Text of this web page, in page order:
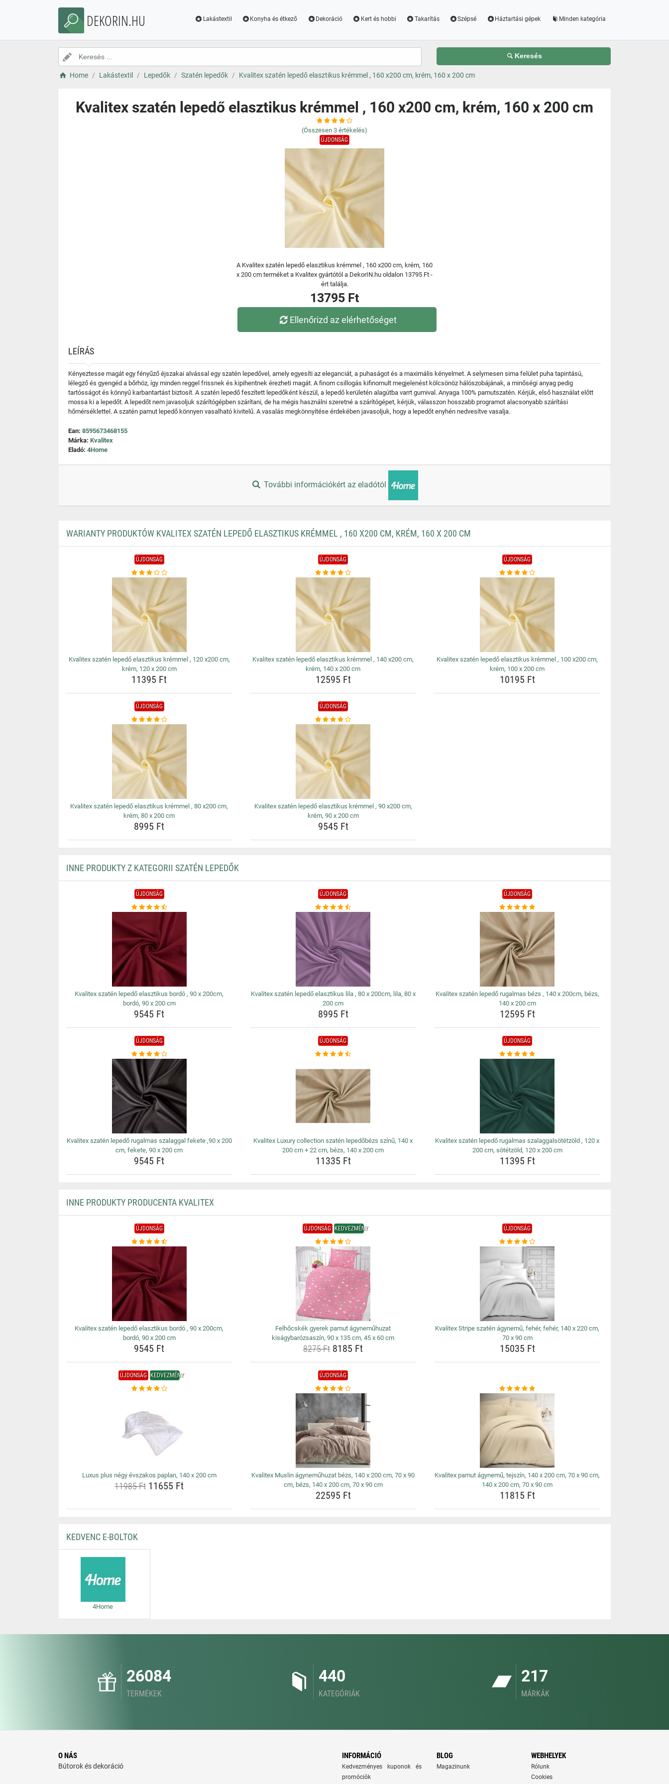
DEKORIN.HU Lakástextil Konyha és étkező Dekoráció Kert és hobbi Takarítás Szépsé Háztartási gépek Minden kategória
Keresés
Home Lakástextil Lepedők Szatén lepedők Kvalitex szatén lepedő elasztikus krémmel , 160 x200 cm, krém, 160 x 200 cm
Kvalitex szatén lepedő elasztikus krémmel , 160 x200 cm, krém, 160 x 200 cm
(Összesen 3 értékelés)
ÚJDONSÁG
A Kvalitex szatén lepedő elasztikus krémmel , 160 x200 cm, krém, 160
x 200 cm terméket a Kvalitex gyártótól a DekorIN.hu oldalon 13795 Ft -
ért találja.
13795 Ft
Ellenőrizd az elérhetőséget
LEÍRÁS
Kényeztesse magát egy fényűző éjszakai alvással egy szatén lepedővel, amely egyesíti az eleganciát, a puhaságot és a maximális kényelmet. A selymesen sima felület puha tapintású,
lélegző és gyengéd a bőrhöz, így minden reggel frissnek és kipihentnek érezheti magát. A finom csillogás kifinomult megjelenést kölcsönöz hálószobájának, a minőségi anyag pedig
tartósságot és könnyű karbantartást biztosít. A szatén lepedő feszített lepedőként készül, a lepedő kerületén alagútba varrt gumival. Anyaga 100% pamutszatén. Kérjük, első használat előtt
mossa ki a lepedőt. A lepedőt nem javasoljuk szárítógépben szárítani, de ha mégis használni szeretné a szárítógépet, kérjük, válasszon hosszabb programot alacsonyabb szárítási
hőmérséklettel. A szatén pamut lepedő könnyen vasalható kivitelű. A vasalás megkönnyítése érdekében javasoljuk, hogy a lepedőt enyhén nedvesítve vasalja.
Ean: 8595673468155
Márka: Kvalitex
Eladó: 4Home
További információkért az eladótól
WARIANTY PRODUKTÓW KVALITEX SZATÉN LEPEDŐ ELASZTIKUS KRÉMMEL , 160 X200 CM, KRÉM, 160 X 200 CM
ÚJDONSÁG
Kvalitex szatén lepedő elasztikus krémmel , 120 x200 cm,
krém, 120 x 200 cm
11395 Ft
ÚJDONSÁG
Kvalitex szatén lepedő elasztikus krémmel , 140 x200 cm,
krém, 140 x 200 cm
12595 Ft
ÚJDONSÁG
Kvalitex szatén lepedő elasztikus krémmel , 100 x200 cm,
krém, 100 x 200 cm
10195 Ft
ÚJDONSÁG
Kvalitex szatén lepedő elasztikus krémmel , 80 x200 cm,
krém, 80 x 200 cm
8995 Ft
ÚJDONSÁG
Kvalitex szatén lepedő elasztikus krémmel , 90 x200 cm,
krém, 90 x 200 cm
9545 Ft
INNE PRODUKTY Z KATEGORII SZATÉN LEPEDŐK
ÚJDONSÁG
Kvalitex szatén lepedő elasztikus bordó , 90 x 200cm,
bordó, 90 x 200 cm
9545 Ft
ÚJDONSÁG
Kvalitex szatén lepedő elasztikus lila , 80 x 200cm, lila, 80 x
200 cm
8995 Ft
ÚJDONSÁG
Kvalitex szatén lepedő rugalmas bézs , 140 x 200cm, bézs,
140 x 200 cm
12595 Ft
ÚJDONSÁG
Kvalitex szatén lepedő rugalmas szalaggal fekete ,90 x 200
cm, fekete, 90 x 200 cm
9545 Ft
ÚJDONSÁG
Kvalitex Luxury collection szatén lepedőbézs színű, 140 x
200 cm + 22 cm, bézs, 140 x 200 cm
11335 Ft
ÚJDONSÁG
Kvalitex szatén lepedő rugalmas szalaggalsötétzöld , 120 x
200 cm, sötétzöld, 120 x 200 cm
11395 Ft
INNE PRODUKTY PRODUCENTA KVALITEX
ÚJDONSÁG
Kvalitex szatén lepedő elasztikus bordó , 90 x 200cm,
bordó, 90 x 200 cm
9545 Ft
ÚJDONSÁG KEDVEZMÉNY
Felhőcskék gyerek pamut ágyneműhuzat
kiságybarózsaszín, 90 x 135 cm, 45 x 60 cm
8275 Ft8185 Ft
ÚJDONSÁG
Kvalitex Stripe szatén ágynemű, fehér, fehér, 140 x 220 cm,
70 x 90 cm
15035 Ft
ÚJDONSÁG KEDVEZMÉNY
Luxus plus négy évszakos paplan, 140 x 200 cm
11985 Ft11655 Ft
ÚJDONSÁG
Kvalitex Muslin ágyneműhuzat bézs, 140 x 200 cm, 70 x 90
cm, bézs, 140 x 200 cm, 70 x 90 cm
22595 Ft
Kvalitex pamut ágynemű, tejszín, 140 x 200 cm, 70 x 90 cm,
140 x 200 cm, 70 x 90 cm
11815 Ft
KEDVENC E-BOLTOK
4Home
26084
TERMÉKEK
440
KATEGÓRIÁK
217
MÁRKÁK
O NÁS
Bútorok és dekoráció
INFORMÁCIÓ
Kedvezményes kuponok és
promóciók
BLOG
Magazinunk
WEBHELYEK
Rólunk
Cookies